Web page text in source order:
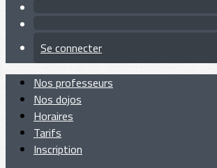
Se connecter
Nos professeurs
Nos dojos
Horaires
Tarifs
Inscription